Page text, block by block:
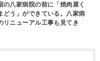
の八家病院の前に「焼肉屋く
どう」ができている。八家病
リニューアル工事も見てき